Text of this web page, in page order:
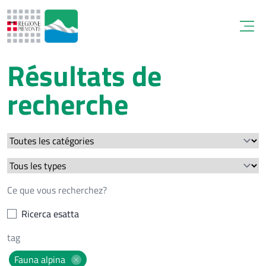
Résultats de
recherche
Ricerca esatta
Fauna alpina